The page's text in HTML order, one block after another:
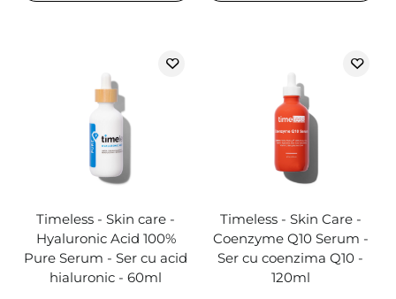
Timeless - Skin care -
Hyaluronic Acid 100%
Pure Serum - Ser cu acid
hialuronic - 60ml
Timeless - Skin Care -
Coenzyme Q10 Serum -
Ser cu coenzima Q10 -
120ml